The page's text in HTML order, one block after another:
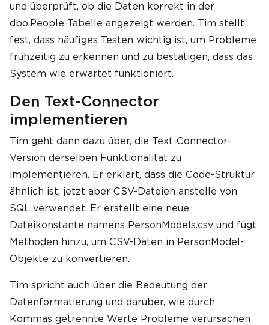
und überprüft, ob die Daten korrekt in der
dbo.People-Tabelle angezeigt werden. Tim stellt
fest, dass häufiges Testen wichtig ist, um Probleme
frühzeitig zu erkennen und zu bestätigen, dass das
System wie erwartet funktioniert.
Den Text-Connector
implementieren
Tim geht dann dazu über, die Text-Connector-
Version derselben Funktionalität zu
implementieren. Er erklärt, dass die Code-Struktur
ähnlich ist, jetzt aber CSV-Dateien anstelle von
SQL verwendet. Er erstellt eine neue
Dateikonstante namens PersonModels.csv und fügt
Methoden hinzu, um CSV-Daten in PersonModel-
Objekte zu konvertieren.
Tim spricht auch über die Bedeutung der
Datenformatierung und darüber, wie durch
Kommas getrennte Werte Probleme verursachen